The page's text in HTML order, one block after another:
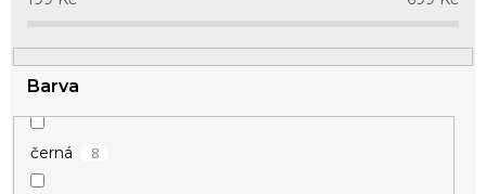
t
ů Barva
černá 8